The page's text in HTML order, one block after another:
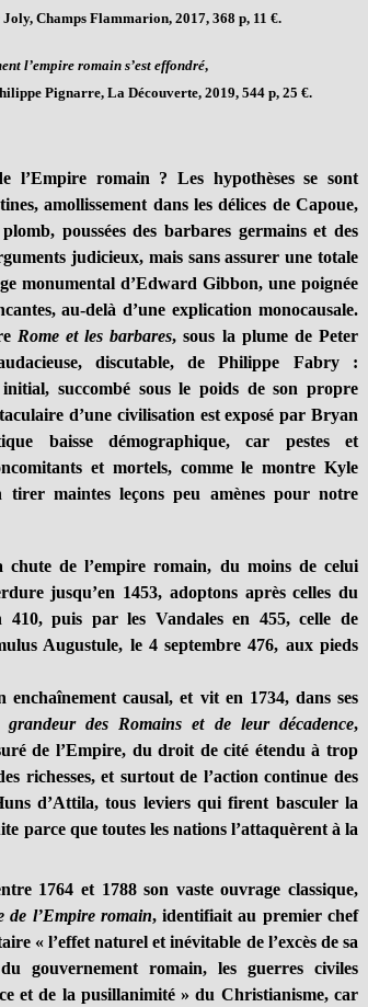
Champs Flammarion, 2017, 368 p, 11 €.
l’empire romain s’est effondré,
Pignarre, La Découverte, 2019, 544 p, 25 €.
romain ? Les hypothèses se sont
amollissement dans les délices de Capoue,
poussées des barbares germains et des
judicieux, mais sans assurer une totale
monumental d’Edward Gibbon, une poignée
au-delà d’une explication monocausale.
Rome et les barbares, sous la plume de Peter
discutable,de Philippe Fabry :
succombé sous le poids de son propre
d’une civilisation est exposé par Bryan
baisse démographique, car pestes et
et mortels, comme le montre Kyle
maintes leçons peu amènes pour notre
de l’empire romain, du moins de celui
jusqu’en 1453, adoptons après celles du
410, puis par les Vandales en 455, celle de
Augustule, le 4 septembre 476, aux pieds
causal, et vit en 1734, dans ses
des Romains et de leur décadence,
de l’Empire, du droit de cité étendu à trop
richesses, et surtout de l’action continue des
d’Attila, tous leviers qui firent basculer la
parce que toutes les nations l’attaquèrent à la
et 1788 son vaste ouvrage classique,
de l’Empire romain, identifiait au premier chef
« l’effet naturel et inévitable de l’excès de sa
gouvernement romain, les guerres civiles
et de la pusillanimité » du Christianisme, car